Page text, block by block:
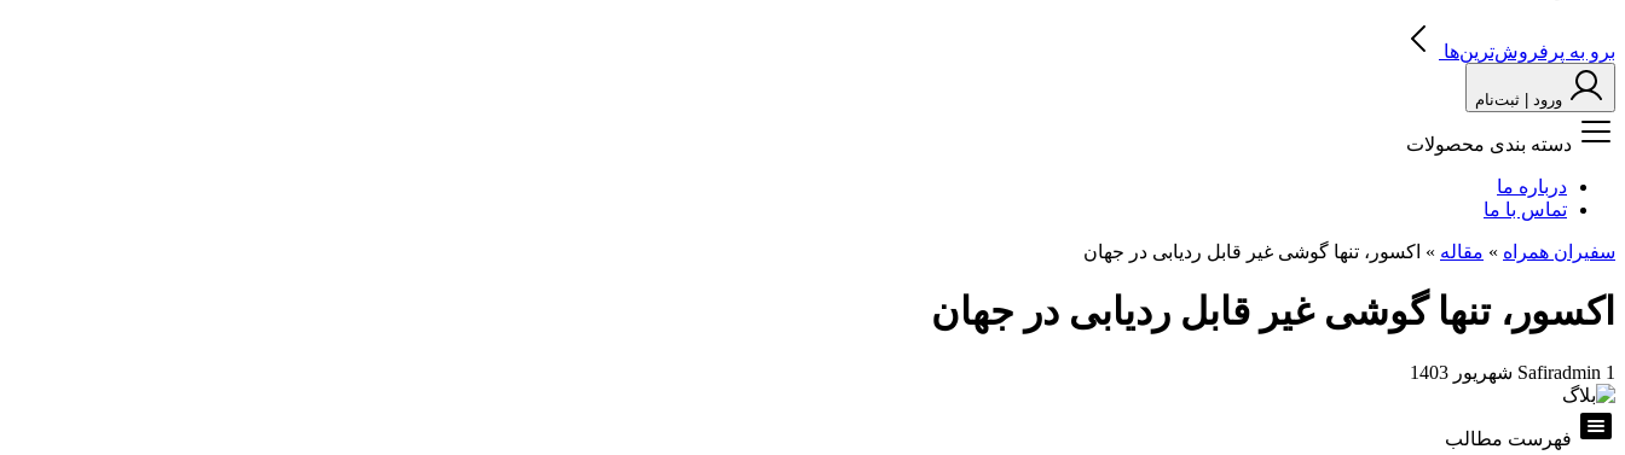
برو به پرفروش‌ترین‌ها
ورود | ثبت‌نام
دسته بندی محصولات
درباره ما
تماس با ما
سفیران همراه » مقاله » اکسور، تنها گوشی غیر قابل ردیابی در جهان
اکسور، تنها گوشی غیر قابل ردیابی در جهان
Safiradmin 1 شهریور 1403
فهرست مطالب